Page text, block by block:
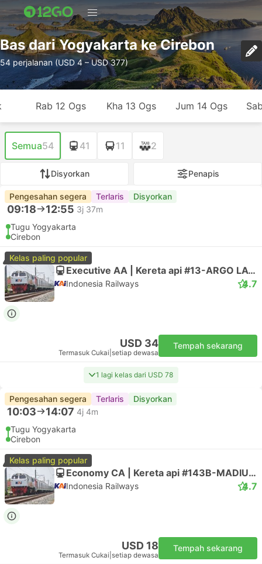
Bas dari Yogyakarta ke Cirebon
54 perjalanan (USD 4 – USD 377)
Rab 12 Ogs Kha 13 Ogs Jum 14 Ogs
Semua54 41 11 2
Disyorkan Penapis
Pengesahan segera Terlaris Disyorkan
09:18 12:55 3j 37m
Tugu Yogyakarta
Cirebon
Kelas paling popular
Executive AA | Kereta api #13-ARGO LAWU
Indonesia Railways 4.7
USD 34
Termasuk Cukai setiap dewasa
Tempah sekarang
1 lagi kelas dari USD 78
Pengesahan segera Terlaris Disyorkan
10:03 14:07 4j 4m
Tugu Yogyakarta
Cirebon
Kelas paling popular
Economy CA | Kereta api #143B-MADIUN JAYA
Indonesia Railways 4.7
USD 18
Termasuk Cukai setiap dewasa
Tempah sekarang